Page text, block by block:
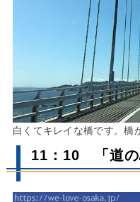
白くてキレイな橋です。橋
11：10 「道